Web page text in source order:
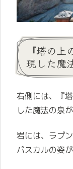
『塔の
現した魔
右側には、『
した魔法の泉
岩には、ラプ
パスカルの姿